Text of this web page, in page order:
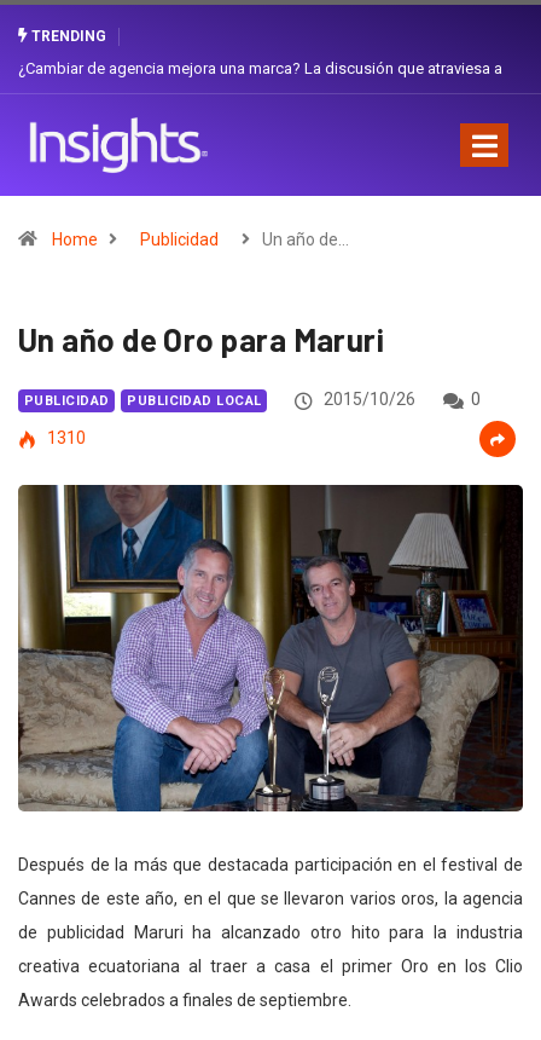
TRENDING
Gabriela Herrera y el arte de cambiarse el sombrero en Corporación
Home Publicidad Un año de…
Un año de Oro para Maruri
PUBLICIDAD PUBLICIDAD LOCAL 2015/10/26
0
1310
Después de la más que destacada participación en el festival de
Cannes de este año, en el que se llevaron varios oros, la agencia
de publicidad Maruri ha alcanzado otro hito para la industria
creativa ecuatoriana al traer a casa el primer Oro en los Clio
Awards celebrados a finales de septiembre.